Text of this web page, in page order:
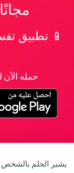
حمله
يشير الحلم